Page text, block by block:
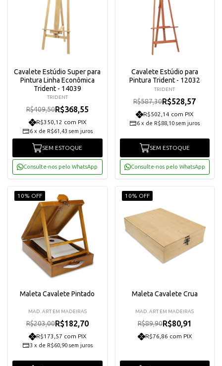
Cavalete Estúdio Super para
Pintura Linha Econômica
Trident - 14039
TRIDENT
R$409,50R$368,55
R$350,12 com PIX
6 x de R$61,43 sem juros
SEM ESTOQUE
Consulte-nos pelo WhatsApp
Cavalete Estúdio para
Pintura Trident - 12032
TRIDENT
R$587,30R$528,57
R$502,14 com PIX
6 x de R$88,10 sem juros
SEM ESTOQUE
Consulte-nos pelo WhatsApp
10% OFF
Maleta Cavalete Pintado
MAD. ART EM MADEIRAS
R$203,00R$182,70
R$173,57 com PIX
3 x de R$60,90 sem juros
10% OFF
Maleta Cavalete Crua
MAD. ART EM MADEIRAS
R$89,90R$80,91
R$76,86 com PIX